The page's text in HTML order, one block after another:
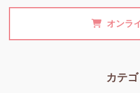
オンラ
カテ